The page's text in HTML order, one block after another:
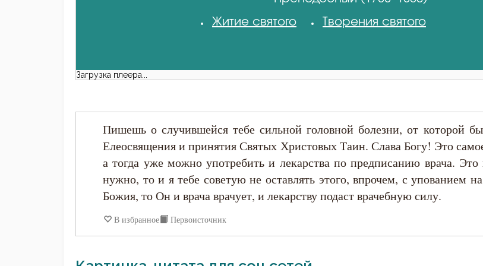
Житие святого
Творения святого
Загрузка плеера...
Пишешь о случившейся тебе сильной головной болезни, от которой
Елеосвящения и принятия Святых Христовых Таин. Слава Богу! Это
а тогда уже можно употребить и лекарства по предписанию врача.
нужно, то и я тебе советую не оставлять этого, впрочем, с упованием
Божия, то Он и врача врачует, и лекарству подаст врачебную силу.
В избранное Первоисточник